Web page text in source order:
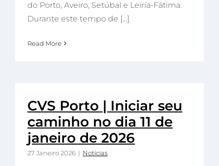
do Porto, Aveiro, Setúbal e Leiria-Fátima.
Durante este tempo de [...]
Read More
CVS Porto | Iniciar seu
caminho no dia 11 de
janeiro de 2026
27 Janeiro 2026 | Notícias